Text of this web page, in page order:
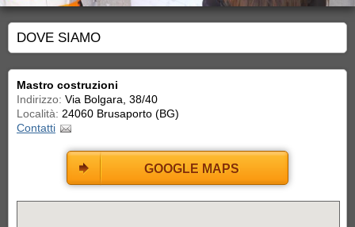
DOVE SIAMO
Mastro costruzioni
Indirizzo: Via Bolgara, 38/40
Località: 24060 Brusaporto (BG)
Contatti
GOOGLE MAPS